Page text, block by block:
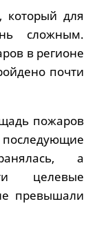
который для
сложным.
в регионе
почти
пожаров
последующие
а
целевые
превышали